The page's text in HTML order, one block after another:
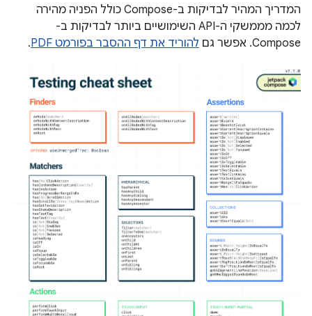
המדריך המהיר לבדיקות ב-Compose כולל הפניה מהירה
לכמה מממשקי ה-API השימושיים ביותר לבדיקות ב-
Compose. אפשר גם
להוריד את דף ההסבר בפורמט PDF .